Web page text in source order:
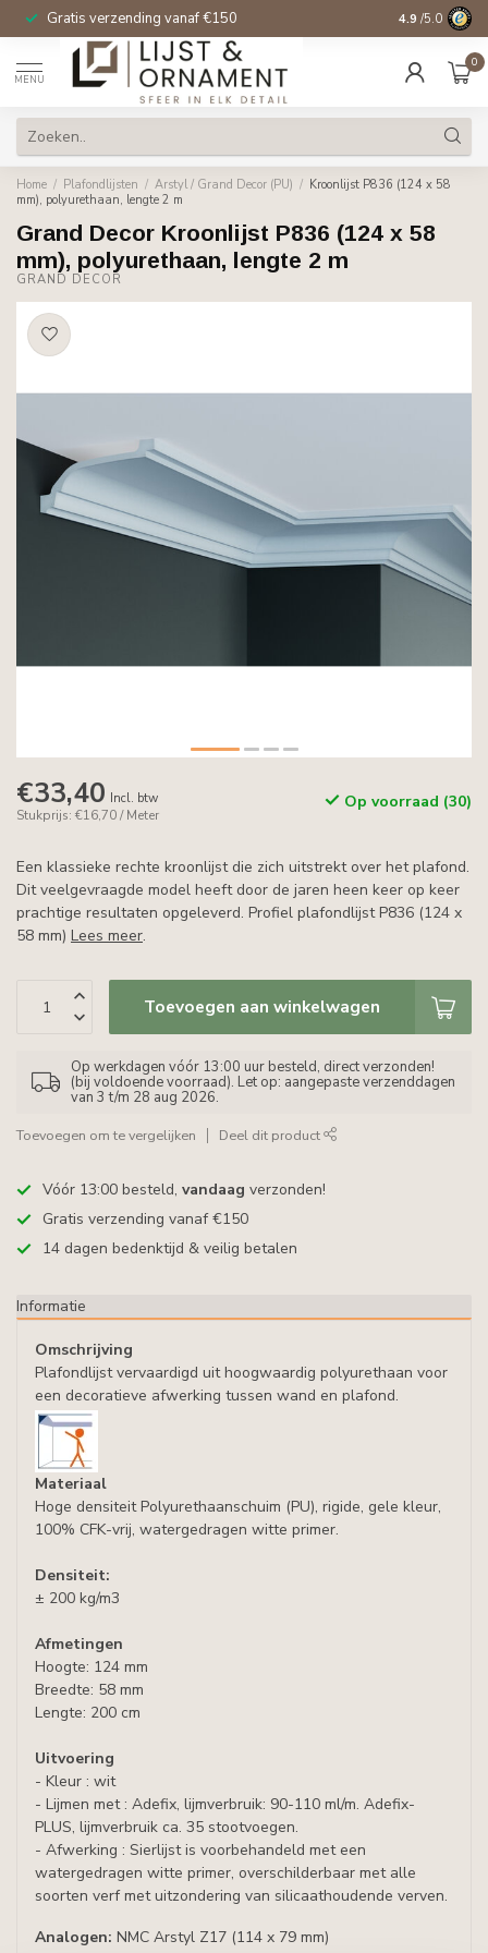
Gratis verzending vanaf €150 14 dagen
4.9 /5.0
MENU
0
Home / Plafondlijsten / Arstyl / Grand Decor (PU) / Kroonlijst P836 (124 x 58
mm), polyurethaan, lengte 2 m
Grand Decor Kroonlijst P836 (124 x 58
mm), polyurethaan, lengte 2 m
GRAND DECOR
€33,40 Incl. btw
Stukprijs: €16,70 / Meter
Op voorraad (30)
Een klassieke rechte kroonlijst die zich uitstrekt over het plafond.
Dit veelgevraagde model heeft door de jaren heen keer op keer
prachtige resultaten opgeleverd. Profiel plafondlijst P836 (124 x
58 mm) Lees meer.
Toevoegen aan winkelwagen
Op werkdagen vóór 13:00 uur besteld, direct verzonden!
(bij voldoende voorraad). Let op: aangepaste verzenddagen
van 3 t/m 28 aug 2026.
Toevoegen om te vergelijken Deel dit product
Vóór 13:00 besteld, vandaag verzonden!
Gratis verzending vanaf €150
14 dagen bedenktijd & veilig betalen
Informatie
Omschrijving
Plafondlijst vervaardigd uit hoogwaardig polyurethaan voor
een decoratieve afwerking tussen wand en plafond.
Materiaal
Hoge densiteit Polyurethaanschuim (PU), rigide, gele kleur,
100% CFK-vrij, watergedragen witte primer.
Densiteit:
± 200 kg/m3
Afmetingen
Hoogte: 124 mm
Breedte: 58 mm
Lengte: 200 cm
Uitvoering
- Kleur : wit
- Lijmen met : Adefix, lijmverbruik: 90-110 ml/m. Adefix-
PLUS, lijmverbruik ca. 35 stootvoegen.
- Afwerking : Sierlijst is voorbehandeld met een
watergedragen witte primer, overschilderbaar met alle
soorten verf met uitzondering van silicaathoudende verven.
Analogen: NMC Arstyl Z17 (114 x 79 mm)